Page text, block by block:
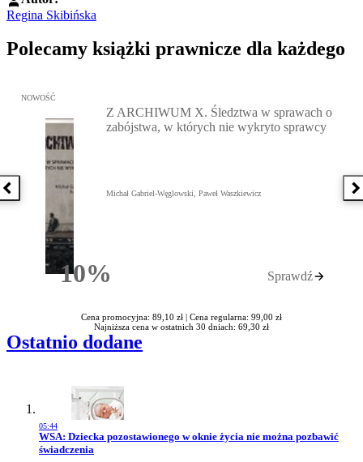
Regina Skibińska
Polecamy książki prawnicze dla każdego
Poprzednia książka
Przejdź do: Z ARCHIWUM X. Śledztwa w sprawach o
NOWOŚĆ
10%Rabatu
Z ARCHIWUM X. Śledztwa w sprawach o
zabójstwa, w których nie wykryto sprawcy
Michał Gabriel-Węglowski, Paweł Waszkiewicz
Sprawdź
Cena promocyjna: 89,10 zł | Cena regularna: 99,00 zł
Najniższa cena w ostatnich 30 dniach: 69,30 zł
Ostatnio dodane
05:44
Przejdź do artykułu:
WSA: Dziecka pozostawionego w oknie życia nie można pozbawić
świadczenia